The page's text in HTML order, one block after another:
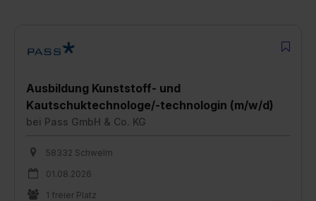
Ausbildung Kunststoff- und
Kautschuktechnologe/-technologin (m/w/d)
bei Pass GmbH & Co. KG
58332 Schwelm
01.08.2026
1 freier Platz